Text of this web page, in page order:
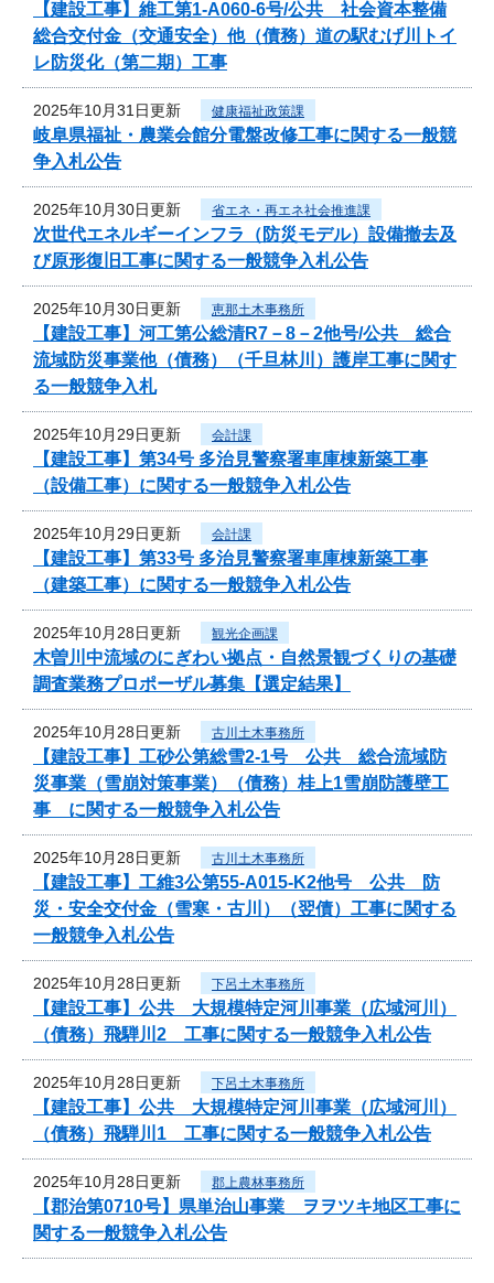
【建設工事】維工第1-A060-6号/公共 社会資本整備
総合交付金（交通安全）他（債務）道の駅むげ川トイ
レ防災化（第二期）工事
2025年10月31日更新 健康福祉政策課
岐阜県福祉・農業会館分電盤改修工事に関する一般競
争入札公告
2025年10月30日更新 省エネ・再エネ社会推進課
次世代エネルギーインフラ（防災モデル）設備撤去及
び原形復旧工事に関する一般競争入札公告
2025年10月30日更新 恵那土木事務所
【建設工事】河工第公総清R7－8－2他号/公共 総合
流域防災事業他（債務）（千旦林川）護岸工事に関す
る一般競争入札
2025年10月29日更新 会計課
【建設工事】第34号 多治見警察署車庫棟新築工事
（設備工事）に関する一般競争入札公告
2025年10月29日更新 会計課
【建設工事】第33号 多治見警察署車庫棟新築工事
（建築工事）に関する一般競争入札公告
2025年10月28日更新 観光企画課
木曽川中流域のにぎわい拠点・自然景観づくりの基礎
調査業務プロポーザル募集【選定結果】
2025年10月28日更新 古川土木事務所
【建設工事】工砂公第総雪2-1号 公共 総合流域防
災事業（雪崩対策事業）（債務）桂上1雪崩防護壁工
事 に関する一般競争入札公告
2025年10月28日更新 古川土木事務所
【建設工事】工維3公第55-A015-K2他号 公共 防
災・安全交付金（雪寒・古川）（翌債）工事に関する
一般競争入札公告
2025年10月28日更新 下呂土木事務所
【建設工事】公共 大規模特定河川事業（広域河川）
（債務）飛騨川2 工事に関する一般競争入札公告
2025年10月28日更新 下呂土木事務所
【建設工事】公共 大規模特定河川事業（広域河川）
（債務）飛騨川1 工事に関する一般競争入札公告
2025年10月28日更新 郡上農林事務所
【郡治第0710号】県単治山事業 ヲヲツキ地区工事に
関する一般競争入札公告